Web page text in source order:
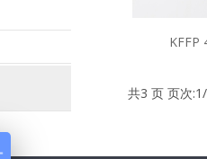
KFFP
共3 页 页次